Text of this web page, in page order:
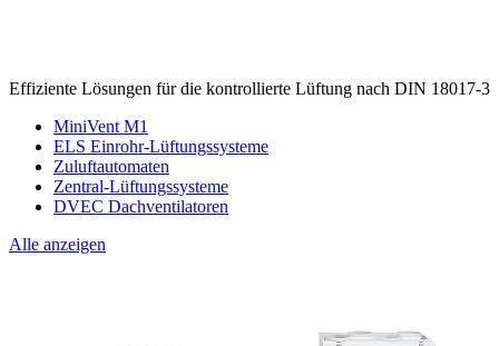
Effiziente Lösungen für die kontrollierte Lüftung nach DIN 18017-3
MiniVent M1
ELS Einrohr-Lüftungssysteme
Zuluftautomaten
Zentral-Lüftungssysteme
DVEC Dachventilatoren
Alle anzeigen